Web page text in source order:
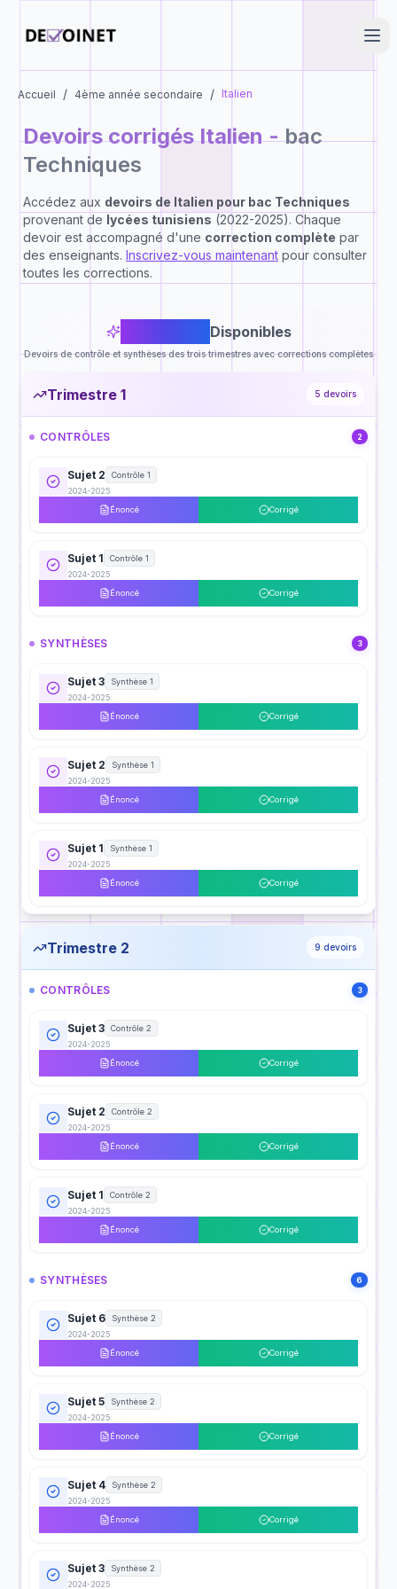
Accueil / 4ème année secondaire / Italien
Devoirs corrigésItalien-bac
Techniques
Accédez aux devoirs de Italien pour bac Techniques
provenant de lycées tunisiens (2022-2025). Chaque
devoir est accompagné d'une correction complète par
des enseignants. Inscrivez-vous maintenant pour consulter
toutes les corrections.
16 Disponibles
Devoirs de contrôle et synthèses des trois trimestres avec corrections complètes
Trimestre 1 5 devoirs
CONTRÔLES 2
Sujet 2
Contrôle 1
2024-2025
Énoncé
Corrigé
Sujet 1
Contrôle 1
2024-2025
Énoncé
Corrigé
SYNTHÈSES 3
Sujet 3
Synthèse 1
2024-2025
Énoncé
Corrigé
Sujet 2
Synthèse 1
2024-2025
Énoncé
Corrigé
Sujet 1
Synthèse 1
2024-2025
Énoncé
Corrigé
Trimestre 2 9 devoirs
CONTRÔLES 3
Sujet 3
Contrôle 2
2024-2025
Énoncé
Corrigé
Sujet 2
Contrôle 2
2024-2025
Énoncé
Corrigé
Sujet 1
Contrôle 2
2024-2025
Énoncé
Corrigé
SYNTHÈSES 6
Sujet 6
Synthèse 2
2024-2025
Énoncé
Corrigé
Sujet 5
Synthèse 2
2024-2025
Énoncé
Corrigé
Sujet 4
Synthèse 2
2024-2025
Énoncé
Corrigé
Sujet 3
Synthèse 2
2024-2025